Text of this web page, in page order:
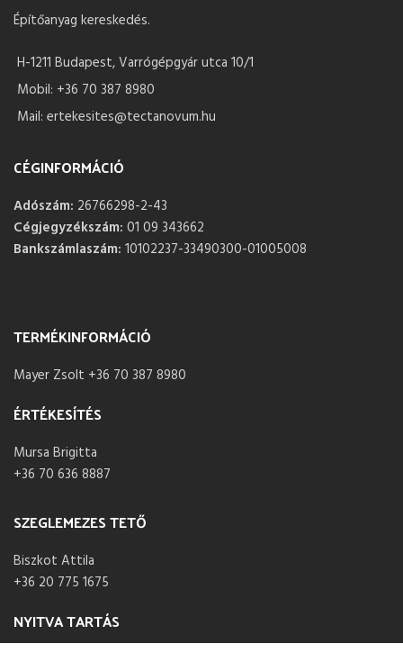
Építőanyag kereskedés.
H-1211 Budapest, Varrógépgyár utca 10/1
Mobil: +36 70 387 8980
Mail: ertekesites@tectanovum.hu
CÉGINFORMÁCIÓ
Adószám: 26766298-2-43
Cégjegyzékszám: 01 09 343662
Bankszámlaszám: 10102237-33490300-01005008
TERMÉKINFORMÁCIÓ
Mayer Zsolt +36 70 387 8980
ÉRTÉKESÍTÉS
Mursa Brigitta
+36 70 636 8887
SZEGLEMEZES TETŐ
Biszkot Attila
+36 20 775 1675
NYITVA TARTÁS